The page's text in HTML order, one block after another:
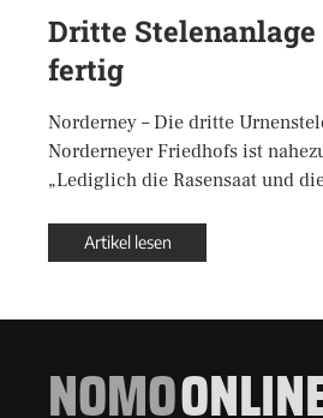
Dritte
fertig
Norderney – Die dritte
Norderneyer Friedhofs ist
„Lediglich die Rasensaat und
Artikel lesen
NOMO